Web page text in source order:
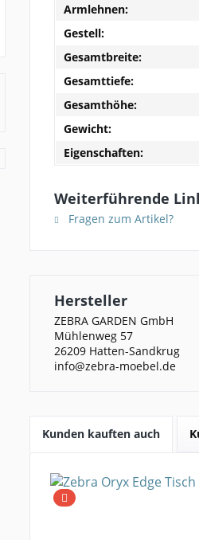
Armlehnen:
Gestell:
Gesamtbreite:
Gesamttiefe:
Gesamthöhe:
Gewicht:
Eigenschaften:
Weiterführende
Fragen zum Artikel?
Hersteller
ZEBRA GARDEN GmbH
Mühlenweg 57
26209 Hatten-Sandkrug
info@zebra-moebel.de
Kunden kauften auch